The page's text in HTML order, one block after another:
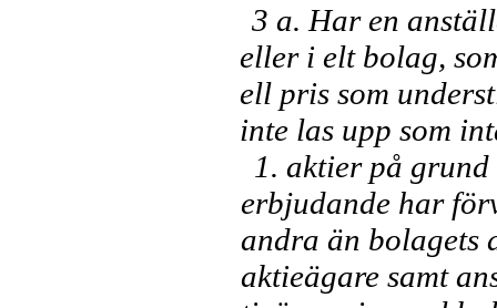
3 a. Har en
eller i elt bolag,
ell pris som
inte las upp som
1. aktier på
erbjudande har
andra än bolagets
aktieägare samt